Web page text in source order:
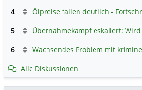
4
5
6
Alle Diskussionen